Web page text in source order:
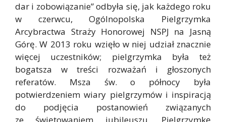
dar i zobowiązanie” odbyła się, jak każdego roku
w czerwcu, Ogólnopolska Pielgrzymka
Arcybractwa Straży Honorowej NSPJ na Jasną
Górę. W 2013 roku wzięło w niej udział znacznie
więcej uczestników; pielgrzymka była też
bogatsza w treści rozważań i głoszonych
referatów. Msza św. o północy była
potwierdzeniem wiary pielgrzymów i inspiracją
do podjęcia postanowień związanych